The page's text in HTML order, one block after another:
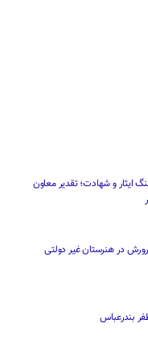
ایثار و شهادت؛ تقدیر معاون
در هنرستان غیر دولتی
بندرعباس